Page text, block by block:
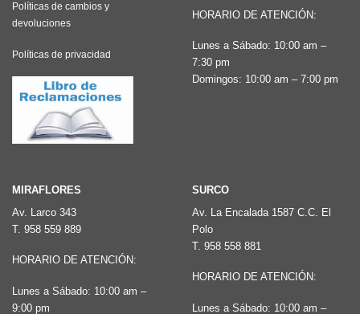
Políticas de cambios y
devoluciones
Políticas de privacidad
HORARIO DE ATENCIÓN:
Lunes a Sábado: 10:00 am –
7:30 pm
Domingos: 10:00 am – 7:00 pm
MIRAFLORES
Av. Larco 343
T. 958 559 889
HORARIO DE ATENCIÓN:
Lunes a Sábado: 10:00 am –
9:00 pm
SURCO
Av. La Encalada 1587 C.C. El
Polo
T. 958 558 881
HORARIO DE ATENCIÓN:
Lunes a Sábado: 10:00 am –